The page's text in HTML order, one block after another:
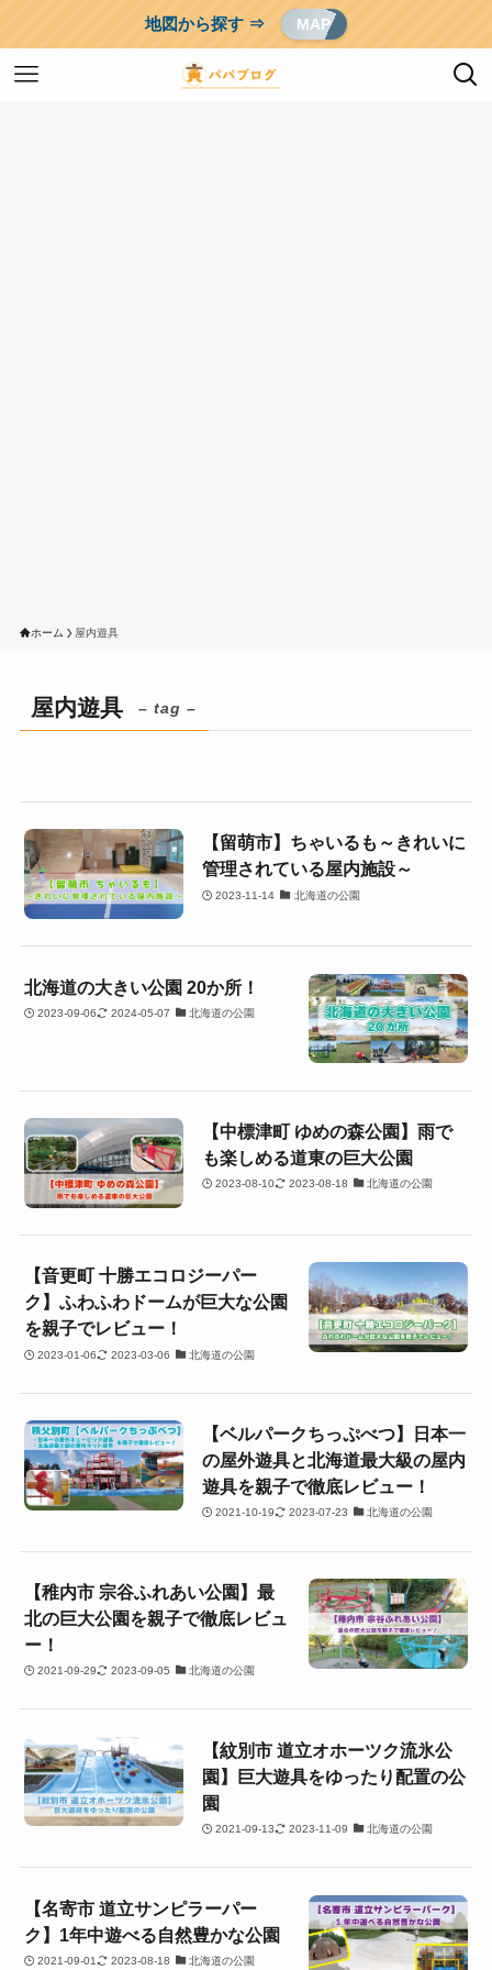
地図から探す ⇒ MAP
ホーム 屋内遊具
屋内遊具 – tag –
【留萌市】ちゃいるも～きれいに
管理されている屋内施設～
2023-11-14 北海道の公園
北海道の大きい公園 20か所！
2023-09-06 2024-05-07 北海道の公園
【中標津町 ゆめの森公園】雨で
も楽しめる道東の巨大公園
2023-08-10 2023-08-18 北海道の公園
【音更町 十勝エコロジーパー
ク】ふわふわドームが巨大な公園
を親子でレビュー！
2023-01-06 2023-03-06 北海道の公園
【ベルパークちっぷべつ】日本一
の屋外遊具と北海道最大級の屋内
遊具を親子で徹底レビュー！
2021-10-19 2023-07-23 北海道の公園
【稚内市 宗谷ふれあい公園】最
北の巨大公園を親子で徹底レビュ
ー！
2021-09-29 2023-09-05 北海道の公園
【紋別市 道立オホーツク流氷公
園】巨大遊具をゆったり配置の公
園
2021-09-13 2023-11-09 北海道の公園
【名寄市 道立サンピラーパー
ク】1年中遊べる自然豊かな公園
2021-09-01 2023-08-18 北海道の公園